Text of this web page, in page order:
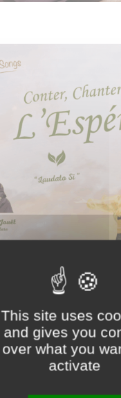
This site uses
and gives you
over what you
activate